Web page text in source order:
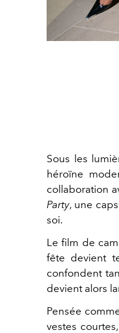
Sous les
héroïne
collaboration
Party, une
soi.
Le film de
fête devient
confondent
devient alors
Pensée
vestes